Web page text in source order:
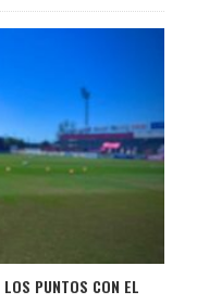
PUNTOS CON EL